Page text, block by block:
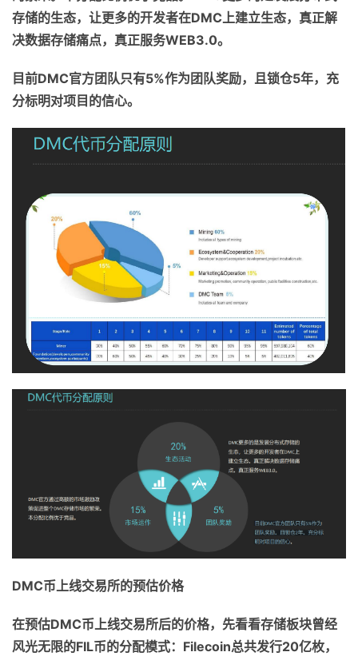
存储的生态，让更多的开发者在DMC上建立生态，真正解
决数据存储痛点，真正服务WEB3.0。
目前DMC官方团队只有5%作为团队奖励，且锁仓5年，充
分标明对项目的信心。
DMC币上线交易所的预估价格
在预估DMC币上线交易所后的价格，先看看存储板块曾经
风光无限的FIL币的分配模式： Filecoin总共发行20亿枚，